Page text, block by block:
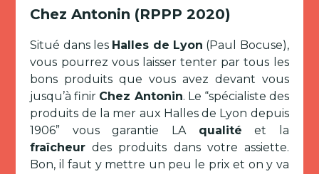
Chez Antonin (RPPP 2020)
Situé dans les Halles de Lyon (Paul Bocuse),
vous pourrez vous laisser tenter par tous les
bons produits que vous avez devant vous
jusqu’à finir Chez Antonin. Le “spécialiste des
produits de la mer aux Halles de Lyon depuis
1906” vous garantie LA qualité et la
fraîcheur des produits dans votre assiette.
Bon, il faut y mettre un peu le prix et on y va